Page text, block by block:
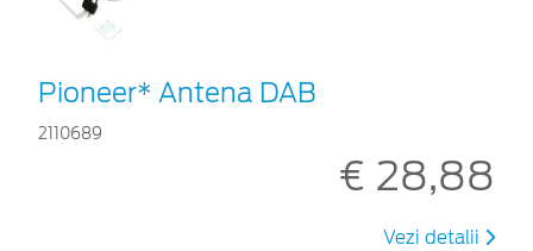
Pioneer* Antena DAB
2110689
€ 28,88
Vezi detalii